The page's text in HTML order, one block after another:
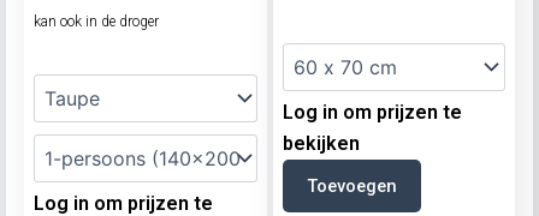
kan ook in de droger
Log in om prijzen te
Log in om prijzen te
bekijken
Toevoegen